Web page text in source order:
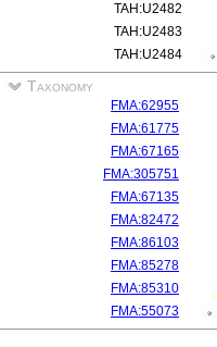
TAH:U2482
TAH:U2483
TAH:U2484
Taxonomy
FMA:62955
FMA:61775
FMA:67165
FMA:305751
FMA:67135
FMA:82472
FMA:86103
FMA:85278
FMA:85310
FMA:55073